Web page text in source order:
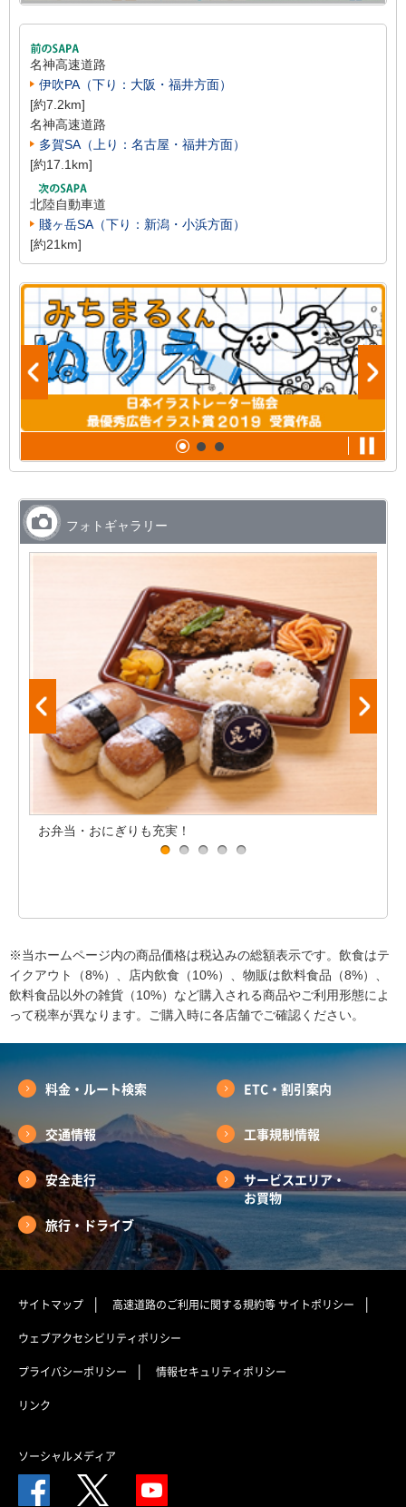
名神高速道路
伊吹PA（下り：大阪・福井方面）
[約7.2km]
名神高速道路
多賀SA（上り：名古屋・福井方面）
[約17.1km]
北陸自動車道
賤ヶ岳SA（下り：新潟・小浜方面）
[約21km]
フォトギャラリー
お弁当・おにぎりも充実！
※当ホームページ内の商品価格は税込みの総額表示です。飲食はテ
イクアウト（8%）、店内飲食（10%）、物販は飲料食品（8%）、
飲料食品以外の雑貨（10%）など購入される商品やご利用形態によ
って税率が異なります。ご購入時に各店舗でご確認ください。
料金・ルート検索 ETC・割引案内
交通情報 工事規制情報
安全走行
サービスエリア・
お買物
旅行・ドライブ
サイトマップ 高速道路のご利用に関する規約等サイトポリシー
ウェブアクセシビリティポリシー
プライバシーポリシー 情報セキュリティポリシー
リンク
ソーシャルメディア